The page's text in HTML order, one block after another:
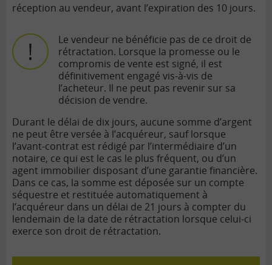
réception au vendeur, avant l’expiration des 10 jours.
Le vendeur ne bénéficie pas de ce droit de
rétractation. Lorsque la promesse ou le
compromis de vente est signé, il est
définitivement engagé vis-à-vis de
l’acheteur. Il ne peut pas revenir sur sa
décision de vendre.
Durant le délai de dix jours, aucune somme d’argent
ne peut être versée à l’acquéreur, sauf lorsque
l’avant-contrat est rédigé par l’intermédiaire d’un
notaire, ce qui est le cas le plus fréquent, ou d’un
agent immobilier disposant d’une garantie financière.
Dans ce cas, la somme est déposée sur un compte
séquestre et restituée automatiquement à
l’acquéreur dans un délai de 21 jours à compter du
lendemain de la date de rétractation lorsque celui-ci
exerce son droit de rétractation.